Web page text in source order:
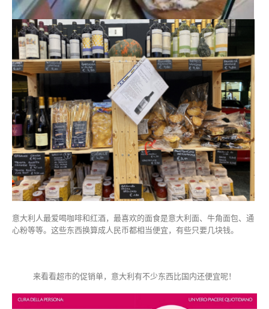
意大利人最爱喝咖啡和红酒，最喜欢的面食是意大利面、牛角面包、通
心粉等等。这些东西换算成人民币都相当便宜，有些只要几块钱。
来看看超市的促销单，意大利有不少东西比国内还便宜呢！